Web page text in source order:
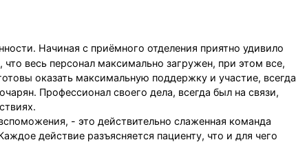
Начиная с приёмного отделения приятно удивило
весь персонал максимально загружен, при этом все,
оказать максимальную поддержку и участие, всегда
Профессионал своего дела, всегда был на связи,
- это действительно слаженная команда
действие разъясняется пациенту, что и для чего